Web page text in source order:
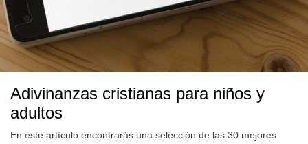
Adivinanzas cristianas para niños y
adultos
En este artículo encontrarás una selección de las 30 mejores